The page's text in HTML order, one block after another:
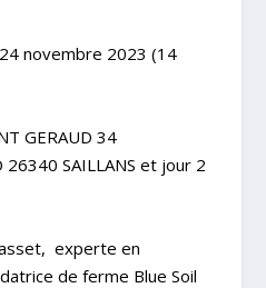
novembre 2023 (14
GERAUD 34
26340 SAILLANS et jour 2
experte en
de ferme Blue Soil